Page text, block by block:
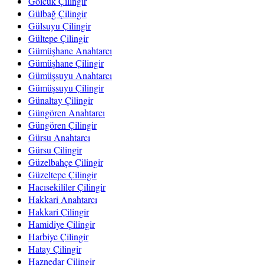
Gülbağ Çilingir
Gülsuyu Çilingir
Gültepe Çilingir
Gümüşhane Anahtarcı
Gümüşhane Çilingir
Gümüşsuyu Anahtarcı
Gümüşsuyu Çilingir
Günaltay Çilingir
Güngören Anahtarcı
Güngören Çilingir
Gürsu Anahtarcı
Gürsu Çilingir
Güzelbahçe Çilingir
Güzeltepe Çilingir
Hacısekililer Çilingir
Hakkari Anahtarcı
Hakkari Çilingir
Hamidiye Çilingir
Harbiye Çilingir
Hatay Çilingir
Haznedar Çilingir